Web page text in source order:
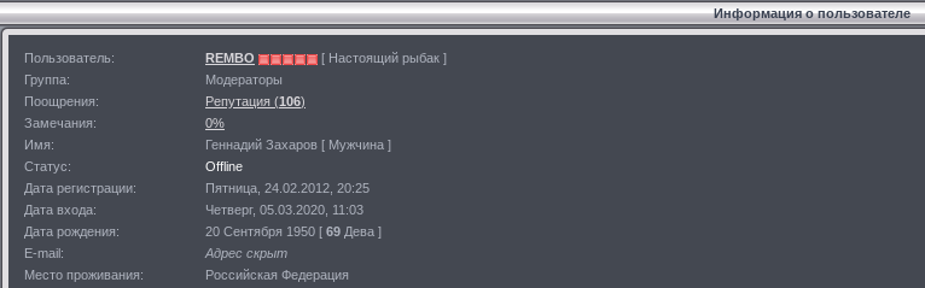
Информация о пользователе
Пользователь: REMBO
[ Настоящий рыбак ]
Группа:
Модераторы
Поощрения:
Репутация (106)
Замечания:
0%
Имя:
Геннадий Захаров [ Мужчина ]
Статус:
Offline
Дата регистрации:
Пятница, 24.02.2012, 20:25
Дата входа:
Четверг, 05.03.2020, 11:03
Дата рождения:
20 Сентября 1950 [ 69 Дева ]
E-mail:
Адрес скрыт
Место проживания:
Российская Федерация